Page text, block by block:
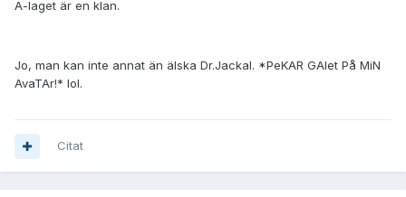
A-laget är en klan.
Jo, man kan inte annat än älska Dr.Jackal. *PeKAR GAlet På MiN
AvaTAr!* lol.
Citat